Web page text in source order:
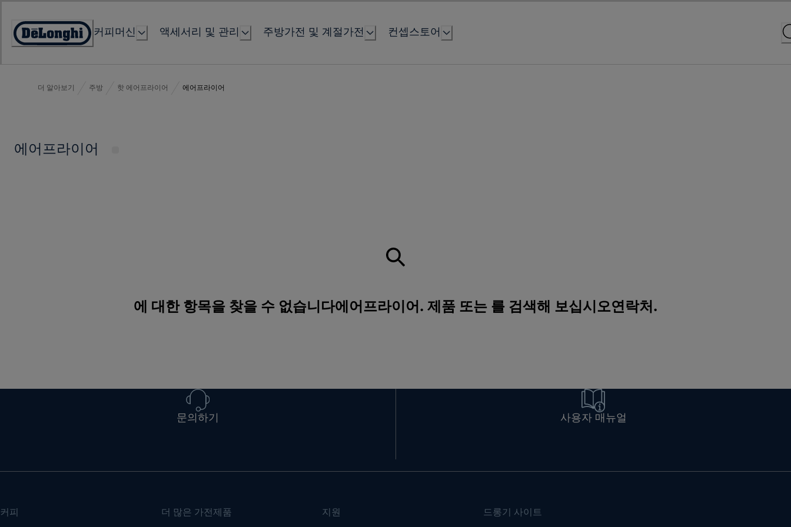
Content
Accessibility
커피머신 액세서리 및 관리 주방가전 및 계절가전 컨셉스토어
더 알아보기 주방 핫 에어프라이어 에어프라이어
에어프라이어
에 대한 항목을 찾을 수 없습니다에어프라이어. 제품 또는 를 검색해 보십시오연락처 .
문의하기 사용자 매뉴얼
커피 더 많은 가전제품 지원 드롱기 사이트